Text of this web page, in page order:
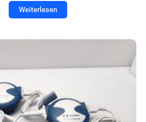
Weiterlesen